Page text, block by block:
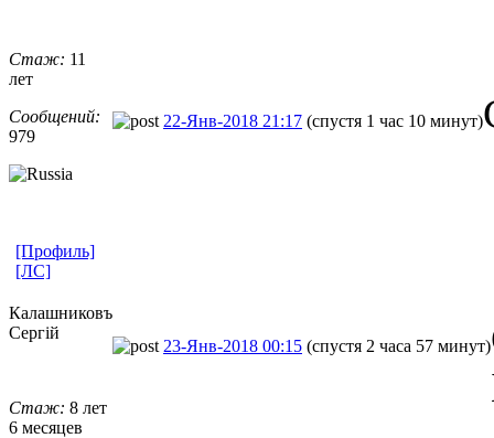
Стаж: 11
лет
Сообщений:
979
22-Янв-2018 21:17 (спустя 1 час 10 минут)
[Профиль]
[ЛС]
Калашниковъ
Сергiй
Стаж: 8 лет
6 месяцев
23-Янв-2018 00:15 (спустя 2 часа 57 минут)